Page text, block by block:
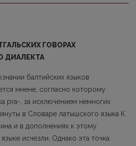
ГОВОРАХ
ДИАЛЕКТА
балтийских языков
мнене, согласно которому
pra-, за исключением немногих
в Словаре латышского языка К.
и в дополне­ниях к этому
исчезли. Однако эта точка